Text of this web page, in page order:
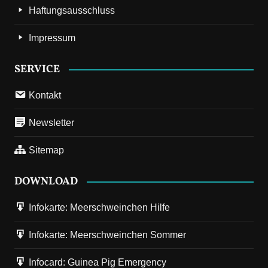
Haftungsausschluss
Impressum
SERVICE
Kontakt
Newsletter
Sitemap
DOWNLOAD
Infokarte: Meerschweinchen Hilfe
Infokarte: Meerschweinchen Sommer
Infocard: Guinea Pig Emergency